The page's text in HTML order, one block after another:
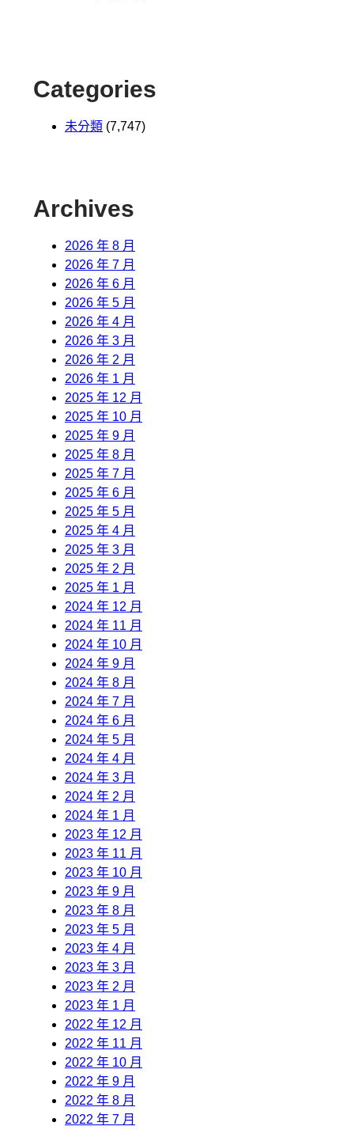
Categories
未分類 (7,747)
Archives
2026 年 8 月
2026 年 7 月
2026 年 6 月
2026 年 5 月
2026 年 4 月
2026 年 3 月
2026 年 2 月
2026 年 1 月
2025 年 12 月
2025 年 10 月
2025 年 9 月
2025 年 8 月
2025 年 7 月
2025 年 6 月
2025 年 5 月
2025 年 4 月
2025 年 3 月
2025 年 2 月
2025 年 1 月
2024 年 12 月
2024 年 11 月
2024 年 10 月
2024 年 9 月
2024 年 8 月
2024 年 7 月
2024 年 6 月
2024 年 5 月
2024 年 4 月
2024 年 3 月
2024 年 2 月
2024 年 1 月
2023 年 12 月
2023 年 11 月
2023 年 10 月
2023 年 9 月
2023 年 8 月
2023 年 5 月
2023 年 4 月
2023 年 3 月
2023 年 2 月
2023 年 1 月
2022 年 12 月
2022 年 11 月
2022 年 10 月
2022 年 9 月
2022 年 8 月
2022 年 7 月